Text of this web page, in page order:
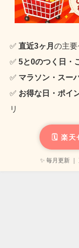
✅ 直近3ヶ月 の主
✅ 5と0のつく日・
✅ マラソン・スー
✅ お得な日・ポイ
リ
🗓️ 楽天
✨ 毎月更新